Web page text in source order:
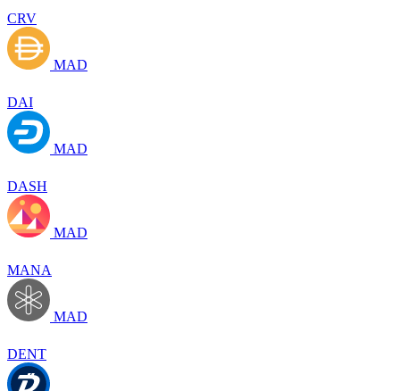
CRV
MAD
DAI
MAD
DASH
MAD
MANA
MAD
DENT